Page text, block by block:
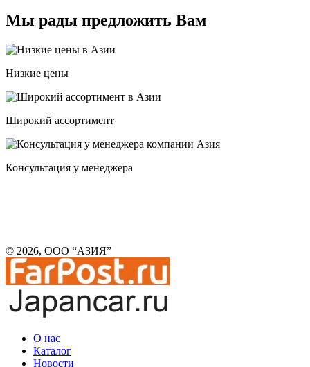
Мы рады предложить Вам
Низкие цены
Широкий ассортимент
Консультация у менеджера
© 2026, ООО “АЗИЯ”
О нас
Каталог
Новости